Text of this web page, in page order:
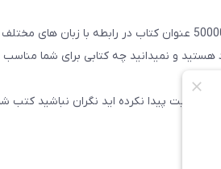
و نمیدانید چه کتابی برای شما مناسب
در سایت پیدا نکرده اید نگران نباشید